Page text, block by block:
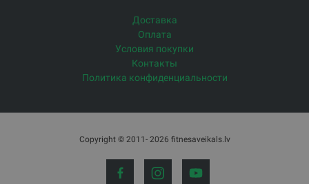
Доставка
Оплата
Условия покупки
Контакты
Политика конфиденциальности
Copyright © 2011- 2026 fitnesaveikals.lv